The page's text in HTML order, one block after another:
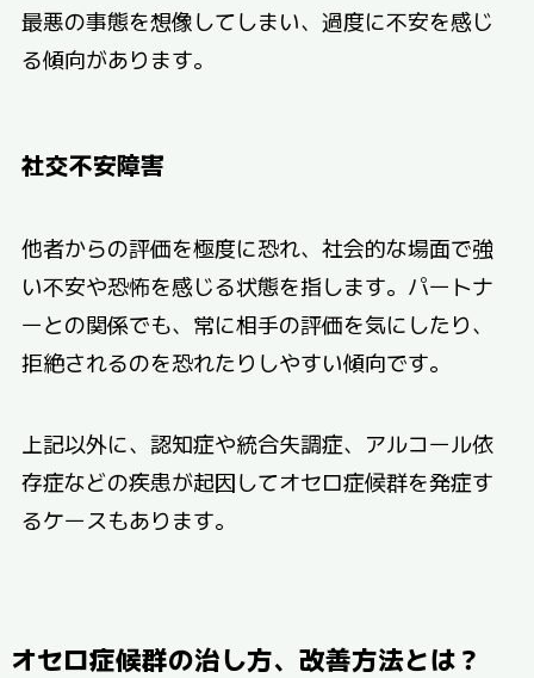
最悪の事態を想像してしまい、過度に不安を感じ
る傾向があります。
社交不安障害
他者からの評価を極度に恐れ、社会的な場面で強
い不安や恐怖を感じる状態を指します。パートナ
ーとの関係でも、常に相手の評価を気にしたり、
拒絶されるのを恐れたりしやすい傾向です。
上記以外に、認知症や統合失調症、アルコール依
存症などの疾患が起因してオセロ症候群を発症す
るケースもあります。
オセロ症候群の治し方、改善方法とは？